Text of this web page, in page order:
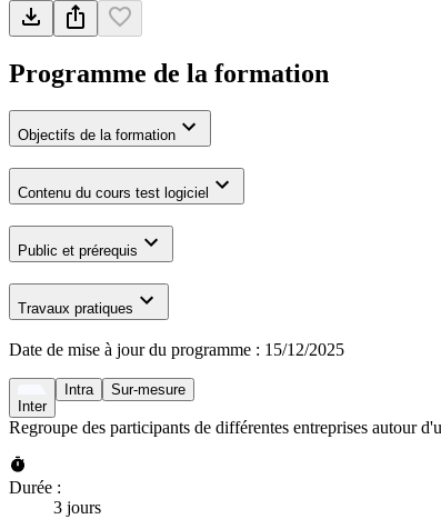
Programme de la formation
Objectifs de la formation
Contenu du cours test logiciel
Public et prérequis
Travaux pratiques
Date de mise à jour du programme : 15/12/2025
Inter
Intra Sur-mesure
Regroupe des participants de différentes entreprises autour
Durée :
3 jours